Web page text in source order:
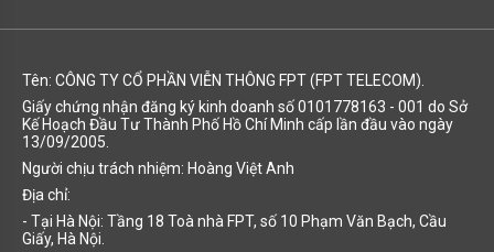
Tên: CÔNG TY CỔ PHẦN VIỄN THÔNG FPT (FPT TELECOM).
Giấy chứng nhận đăng ký kinh doanh số 0101778163 - 001 do Sở
Kế Hoạch Đầu Tư Thành Phố Hồ Chí Minh cấp lần đầu vào ngày
13/09/2005.
Người chịu trách nhiệm: Hoàng Việt Anh
Địa chỉ:
- Tại Hà Nội: Tầng 18 Toà nhà FPT, số 10 Phạm Văn Bạch, Cầu
Giấy, Hà Nội.